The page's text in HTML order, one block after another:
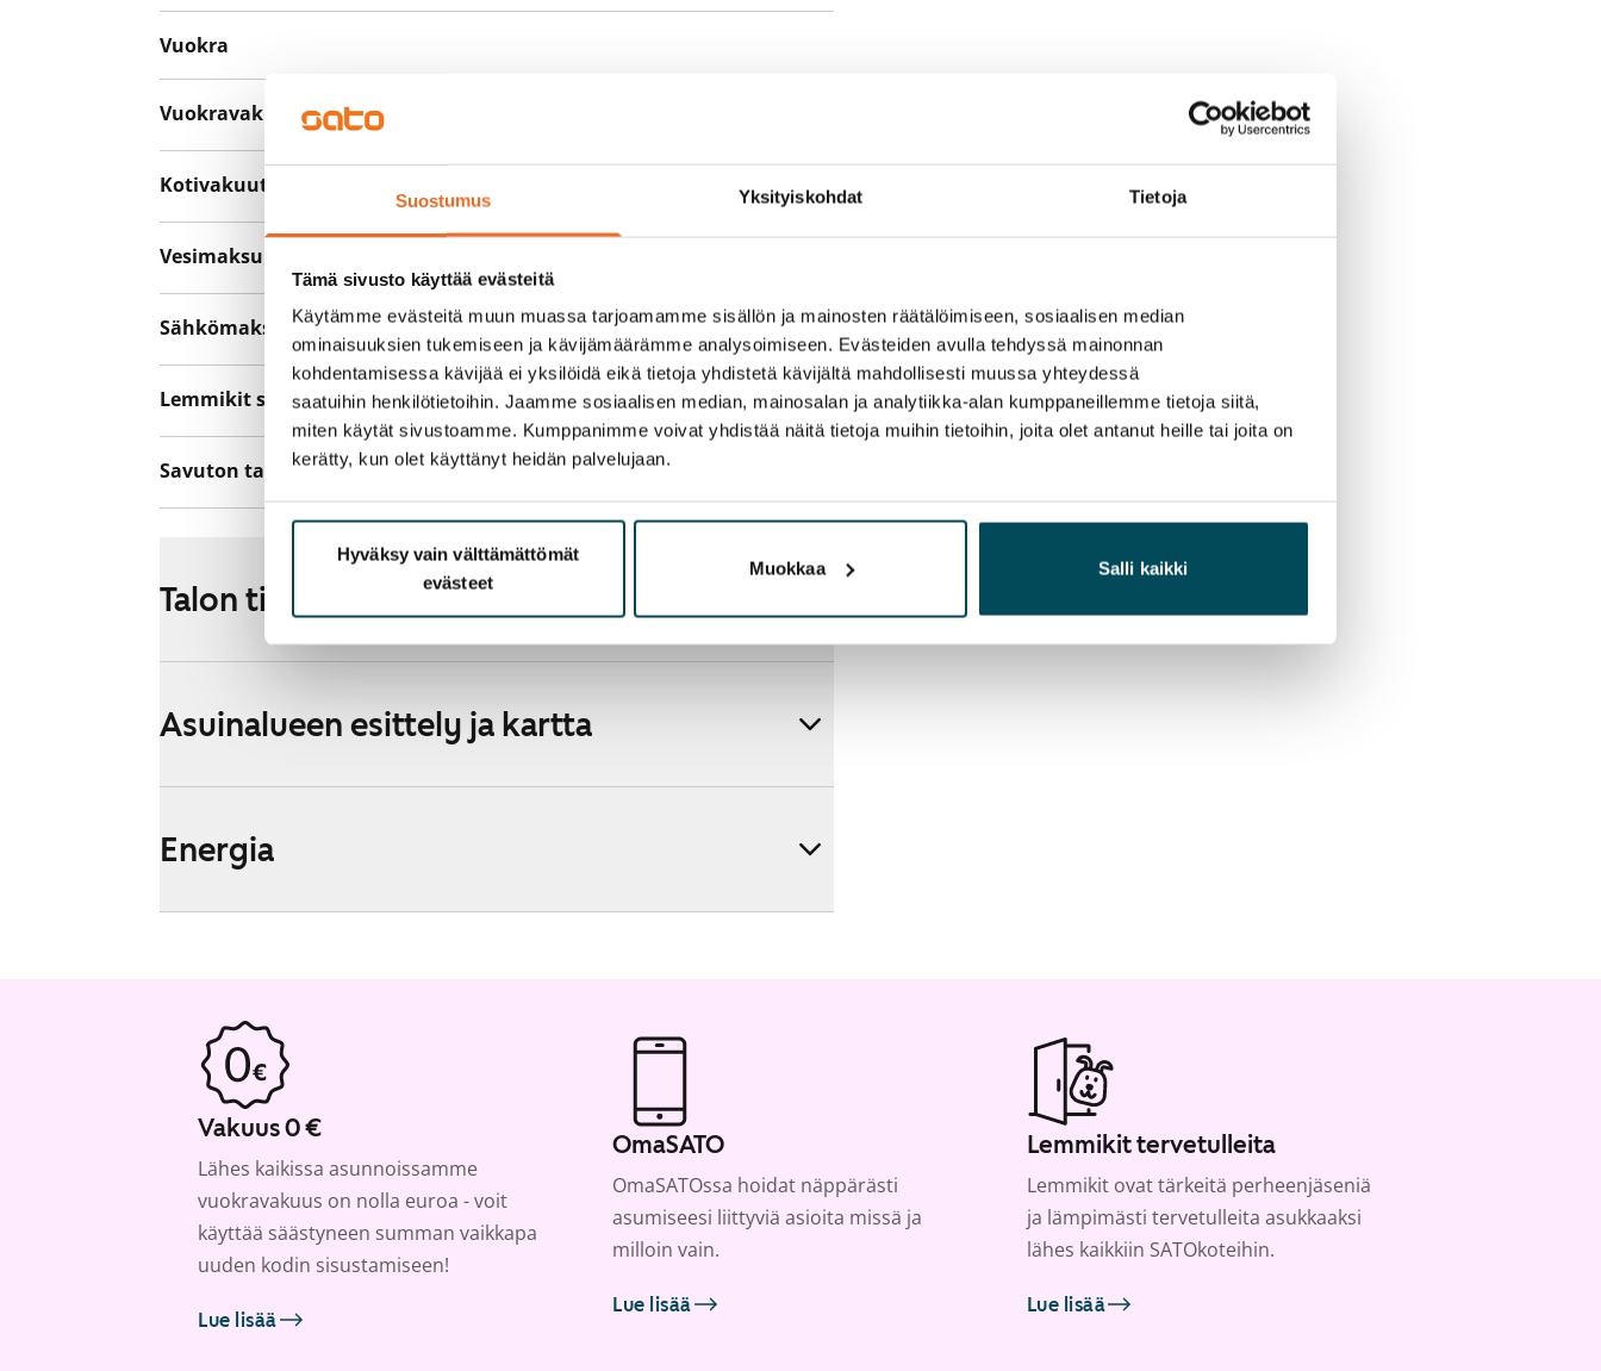
Suostumus Yksityiskohdat Tietoja
Tämä sivusto käyttää evästeitä
Käytämme evästeitä muun muassa tarjoamamme sisällön ja mainosten räätälöimiseen, sosiaalisen median
ominaisuuksien tukemiseen ja kävijämäärämme analysoimiseen. Evästeiden avulla tehdyssä mainonnan
kohdentamisessa kävijää ei yksilöidä eikä tietoja yhdistetä kävijältä mahdollisesti muussa yhteydessä
saatuihin henkilötietoihin. Jaamme sosiaalisen median, mainosalan ja analytiikka-alan kumppaneillemme tietoja siitä,
miten käytät sivustoamme. Kumppanimme voivat yhdistää näitä tietoja muihin tietoihin, joita olet antanut heille tai joita on
kerätty, kun olet käyttänyt heidän palvelujaan.
Hyväksy vain välttämättömät
evästeet
Muokkaa Salli kaikki
Vuokra
Vuokravakuus
Kotivakuutus
Vesimaksu
Sähkömaksu Vuokralainen solmii itse sähkösopimuksen.
Lemmikit sallittu Kyllä
Savuton talo Ei
Talon tiedot
Asuinalueen esittely ja kartta
Energia
Vakuus 0 €
Lähes kaikissa asunnoissamme
vuokravakuus on nolla euroa - voit
käyttää säästyneen summan vaikkapa
uuden kodin sisustamiseen!
Lue lisää
OmaSATO
OmaSATOssa hoidat näppärästi
asumiseesi liittyviä asioita missä ja
milloin vain.
Lue lisää
Lemmikit tervetulleita
Lemmikit ovat tärkeitä perheenjäseniä
ja lämpimästi tervetulleita asukkaaksi
lähes kaikkiin SATOkoteihin.
Lue lisää